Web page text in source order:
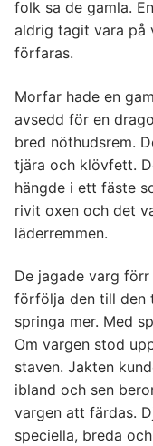
folk sa de gamla.
aldrig tagit vara på
förfaras.
Morfar hade en
avsedd för en
bred nöthudsrem.
tjära och klövfett.
hängde i ett fäste
rivit oxen och det
läderremmen.
De jagade varg
förfölja den till den
springa mer. Med
Om vargen stod
staven. Jakten
ibland och sen
vargen att färdas.
speciella, breda